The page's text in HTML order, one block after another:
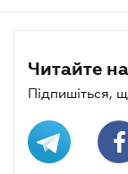
Читайте
Підпишіться,